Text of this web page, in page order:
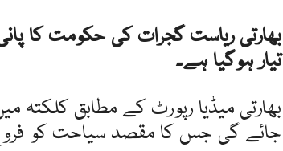
بھارتی ریاست گجرات کی حکومت کا
تیار ہوگیا ہے۔
بھارتی میڈیا رپورٹ کے مطابق کلکتہ
جائے گی جس کا مقصد سیاحت کو